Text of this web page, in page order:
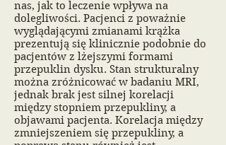
nas, jak to leczenie wpływa na
dolegliwości. Pacjenci z poważnie
wyglądającymi zmianami krążka
prezentują się klinicznie podobnie do
pacjentów z lżejszymi formami
przepuklin dysku. Stan strukturalny
można zróżnicować w badaniu MRI,
jednak brak jest silnej korelacji
między stopniem przepukliny, a
objawami pacjenta. Korelacja między
zmniejszeniem się przepukliny, a